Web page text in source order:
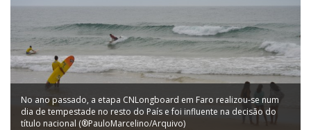
No ano passado, a etapa CNLongboard em Faro realizou-se num
dia de tempestade no resto do País e foi influente na decisão do
título nacional (®PauloMarcelino/Arquivo)